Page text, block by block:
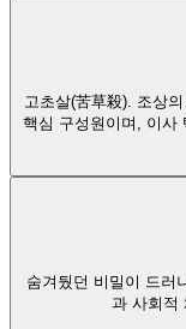
고초살(苦草殺). 조상
핵심 구성원이며, 이사
숨겨뒀던 비밀이 드러
과 사회적